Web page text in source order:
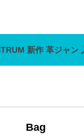
新作 革ジャン
Bag